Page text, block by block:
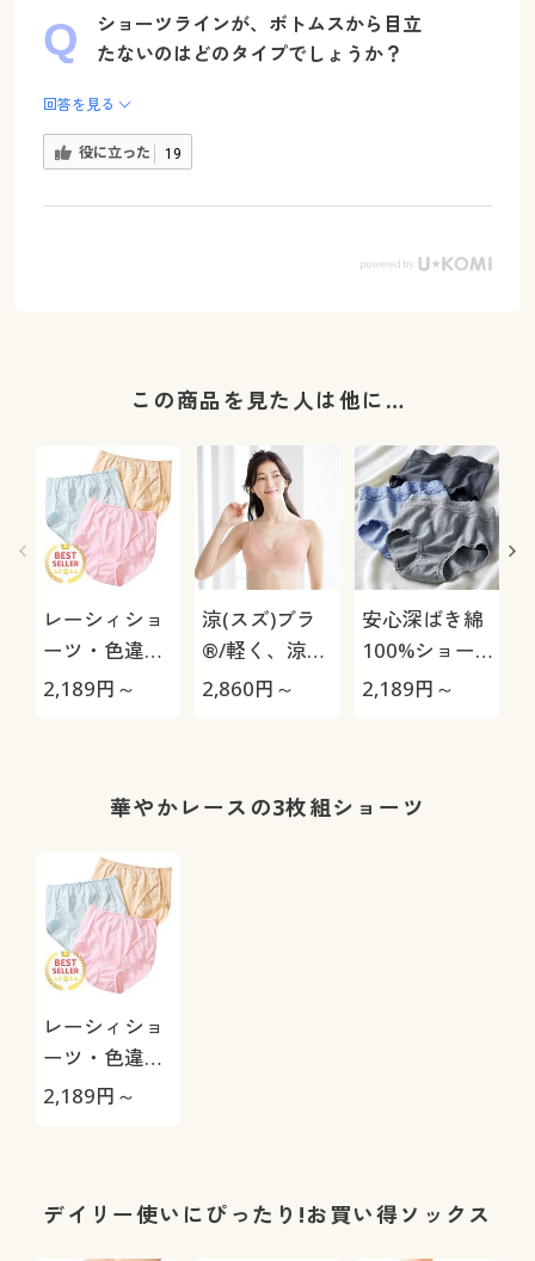
ショーツラインが、ボトムスから目立
たないのはどのタイプでしょうか？
回答を見る
役に立った 19
この商品を見た人は他に…
レーシィショ
ーツ・色違い
3枚組(綿
2,189円～
涼(スズ)ブラ
®/軽く、涼し
く、すぐ乾く
2,860円～
安心深ばき綿
100%ショー
ツ・色違い3
2,189円～
華やかレースの3枚組ショーツ
レーシィショ
ーツ・色違い
3枚組(綿
2,189円～
デイリー使いにぴったり!お買い得ソックス